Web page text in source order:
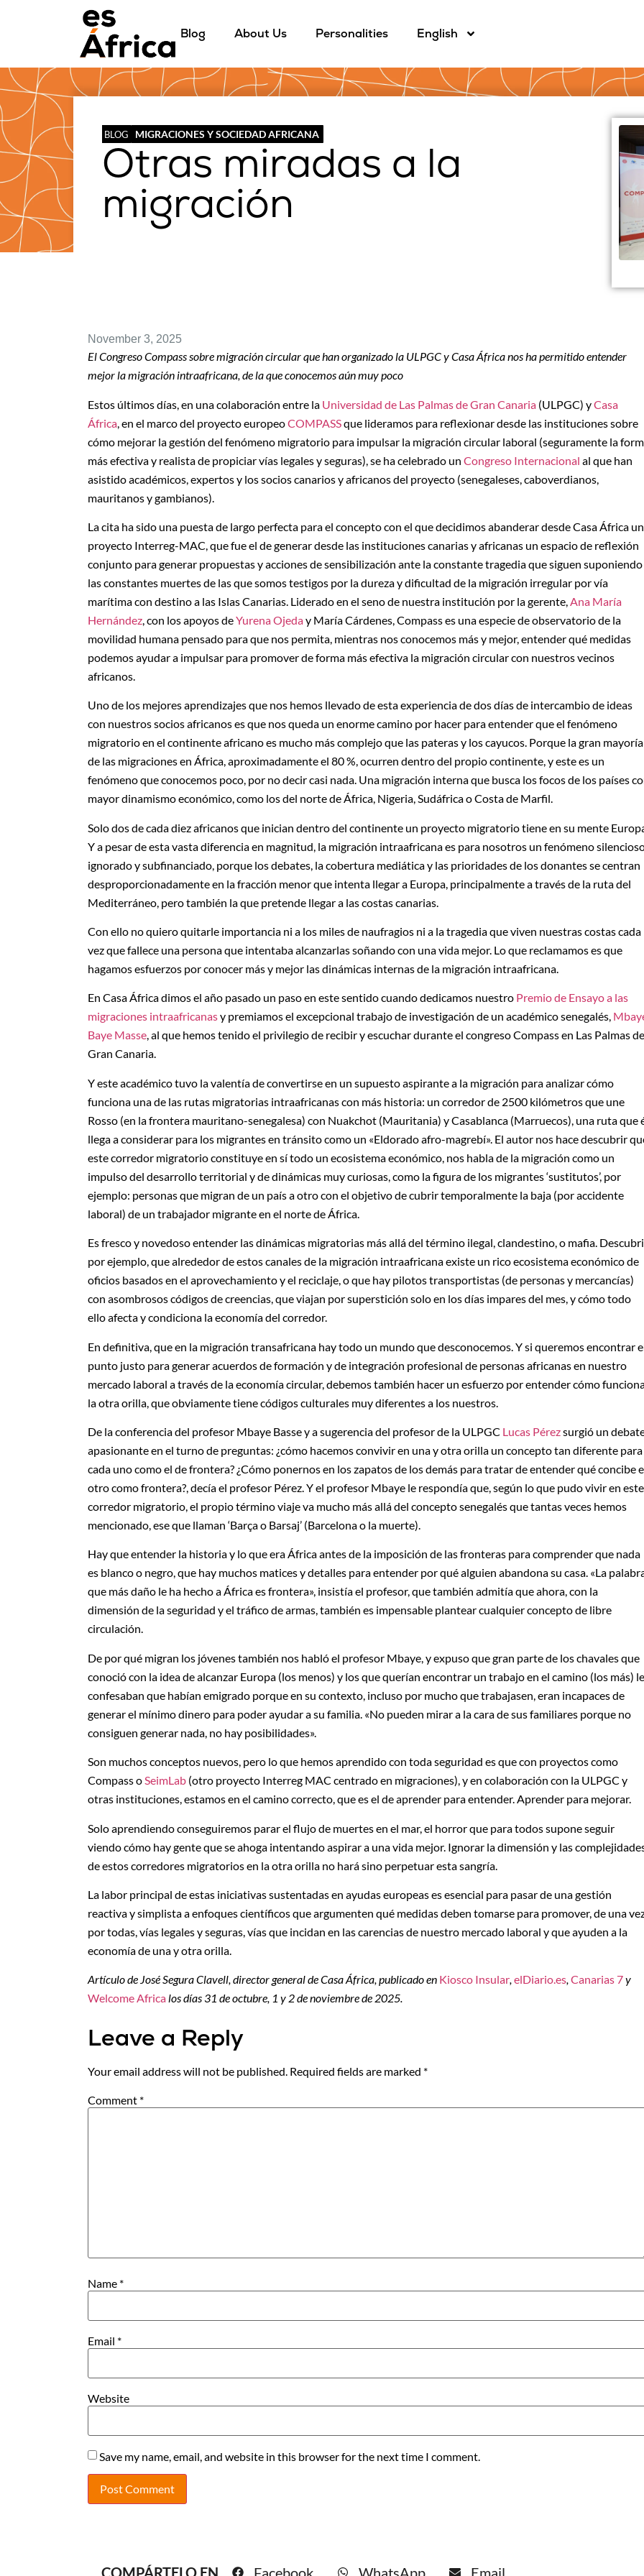
Blog About Us Personalities English
BLOG MIGRACIONES Y SOCIEDAD AFRICANA
Otras miradas a la
migración
November 3, 2025
El Congreso Compass sobre migración circular que han organizado la ULPGC y Casa África nos ha permitido entender
mejor la migración intraafricana, de la que conocemos aún muy poco
Estos últimos días, en una colaboración entre la Universidad de Las Palmas de Gran Canaria (ULPGC) yCasa
África , en el marco del proyecto europeoCOMPASSque lideramos para reflexionar desde las instituciones sobre
cómo mejorar la gestión del fenómeno migratorio para impulsar la migración circular laboral (seguramente la
más efectiva y realista de propiciar vías legales y seguras), se ha celebrado un Congreso Internacional al que han
asistido académicos, expertos y los socios canarios y africanos del proyecto (senegaleses, caboverdianos,
mauritanos y gambianos).
La cita ha sido una puesta de largo perfecta para el concepto con el que decidimos abanderar desde Casa África un
proyecto Interreg-MAC, que fue el de generar desde las instituciones canarias y africanas un espacio de reflexión
conjunto para generar propuestas y acciones de sensibilización ante la constante tragedia que siguen suponiendo
las constantes muertes de las que somos testigos por la dureza y dificultad de la migración irregular por vía
marítima con destino a las Islas Canarias. Liderado en el seno de nuestra institución por la gerente,Ana María
Hernández, con los apoyos deYurena Ojeday María Cárdenes, Compass es una especie de observatorio de la
movilidad humana pensado para que nos permita, mientras nos conocemos más y mejor, entender qué medidas
podemos ayudar a impulsar para promover de forma más efectiva la migración circular con nuestros vecinos
africanos.
Uno de los mejores aprendizajes que nos hemos llevado de esta experiencia de dos días de intercambio de ideas
con nuestros socios africanos es que nos queda un enorme camino por hacer para entender que el fenómeno
migratorio en el continente africano es mucho más complejo que las pateras y los cayucos. Porque la gran mayoría
de las migraciones en África, aproximadamente el 80 %, ocurren dentro del propio continente, y este es un
fenómeno que conocemos poco, por no decir casi nada. Una migración interna que busca los focos de los países
mayor dinamismo económico, como los del norte de África, Nigeria, Sudáfrica o Costa de Marfil.
Solo dos de cada diez africanos que inician dentro del continente un proyecto migratorio tiene en su mente
Y a pesar de esta vasta diferencia en magnitud, la migración intraafricana es para nosotros un fenómeno
ignorado y subfinanciado, porque los debates, la cobertura mediática y las prioridades de los donantes se centran
desproporcionadamente en la fracción menor que intenta llegar a Europa, principalmente a través de la ruta del
Mediterráneo, pero también la que pretende llegar a las costas canarias.
Con ello no quiero quitarle importancia ni a los miles de naufragios ni a la tragedia que viven nuestras costas cada
vez que fallece una persona que intentaba alcanzarlas soñando con una vida mejor. Lo que reclamamos es que
hagamos esfuerzos por conocer más y mejor las dinámicas internas de la migración intraafricana.
En Casa África dimos el año pasado un paso en este sentido cuando dedicamos nuestro Premio de Ensayo a las
migraciones intraafricanasy premiamos el excepcional trabajo de investigación de un académico senegalés,
Baye Masse, al que hemos tenido el privilegio de recibir y escuchar durante el congreso Compass en Las Palmas de
Gran Canaria.
Y este académico tuvo la valentía de convertirse en un supuesto aspirante a la migración para analizar cómo
funciona una de las rutas migratorias intraafricanas con más historia: un corredor de 2500 kilómetros que une
Rosso (en la frontera mauritano-senegalesa) con Nuakchot (Mauritania) y Casablanca (Marruecos), una ruta que
llega a considerar para los migrantes en tránsito como un «Eldorado afro-magrebí». El autor nos hace descubrir
este corredor migratorio constituye en sí todo un ecosistema económico, nos habla de la migración como un
impulso del desarrollo territorial y de dinámicas muy curiosas, como la figura de los migrantes ‘sustitutos’, por
ejemplo: personas que migran de un país a otro con el objetivo de cubrir temporalmente la baja (por accidente
laboral) de un trabajador migrante en el norte de África.
Es fresco y novedoso entender las dinámicas migratorias más allá del término ilegal, clandestino, o mafia.
por ejemplo, que alrededor de estos canales de la migración intraafricana existe un rico ecosistema económico de
oficios basados en el aprovechamiento y el reciclaje, o que hay pilotos transportistas (de personas y mercancías)
con asombrosos códigos de creencias, que viajan por superstición solo en los días impares del mes, y cómo todo
ello afecta y condiciona la economía del corredor.
En definitiva, que en la migración transafricana hay todo un mundo que desconocemos. Y si queremos encontrar
punto justo para generar acuerdos de formación y de integración profesional de personas africanas en nuestro
mercado laboral a través de la economía circular, debemos también hacer un esfuerzo por entender cómo
la otra orilla, que obviamente tiene códigos culturales muy diferentes a los nuestros.
De la conferencia del profesor Mbaye Basse y a sugerencia del profesor de la ULPGC Lucas Pérezsurgió un
apasionante en el turno de preguntas: ¿cómo hacemos convivir en una y otra orilla un concepto tan diferente para
cada uno como el de frontera? ¿Cómo ponernos en los zapatos de los demás para tratar de entender qué concibe
otro como frontera?, decía el profesor Pérez. Y el profesor Mbaye le respondía que, según lo que pudo vivir en este
corredor migratorio, el propio término viaje va mucho más allá del concepto senegalés que tantas veces hemos
mencionado, ese que llaman ‘Barça o Barsaj’ (Barcelona o la muerte).
Hay que entender la historia y lo que era África antes de la imposición de las fronteras para comprender que nada
es blanco o negro, que hay muchos matices y detalles para entender por qué alguien abandona su casa. «La
que más daño le ha hecho a África es frontera», insistía el profesor, que también admitía que ahora, con la
dimensión de la seguridad y el tráfico de armas, también es impensable plantear cualquier concepto de libre
circulación.
De por qué migran los jóvenes también nos habló el profesor Mbaye, y expuso que gran parte de los chavales que
conoció con la idea de alcanzar Europa (los menos) y los que querían encontrar un trabajo en el camino (los más) le
confesaban que habían emigrado porque en su contexto, incluso por mucho que trabajasen, eran incapaces de
generar el mínimo dinero para poder ayudar a su familia. «No pueden mirar a la cara de sus familiares porque no
consiguen generar nada, no hay posibilidades».
Son muchos conceptos nuevos, pero lo que hemos aprendido con toda seguridad es que con proyectos como
Compass oSeimLab (otro proyecto Interreg MAC centrado en migraciones), y en colaboración con la ULPGC y
otras instituciones, estamos en el camino correcto, que es el de aprender para entender. Aprender para mejorar.
Solo aprendiendo conseguiremos parar el flujo de muertes en el mar, el horror que para todos supone seguir
viendo cómo hay gente que se ahoga intentando aspirar a una vida mejor. Ignorar la dimensión y las
de estos corredores migratorios en la otra orilla no hará sino perpetuar esta sangría.
La labor principal de estas iniciativas sustentadas en ayudas europeas es esencial para pasar de una gestión
reactiva y simplista a enfoques científicos que argumenten qué medidas deben tomarse para promover, de una
por todas, vías legales y seguras, vías que incidan en las carencias de nuestro mercado laboral y que ayuden a la
economía de una y otra orilla.
Artículo de José Segura Clavell, director general de Casa África, publicado en Kiosco Insular,elDiario.es,Canarias 7y
Welcome Africalos días 31 de octubre, 1 y 2 de noviembre de 2025.
Leave a Reply
Your email address will not be published. Required fields are marked *
Comment *
Name *
Email *
Website
Save my name, email, and website in this browser for the next time I comment.
COMPÁRTELO EN Facebook WhatsApp Email